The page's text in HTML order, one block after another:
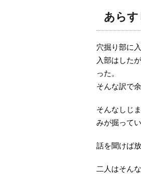
あらす
穴掘り部に
入部はした
った。
そんな訳で
そんなしじ
みが掘って
話を聞けば
二人はそん